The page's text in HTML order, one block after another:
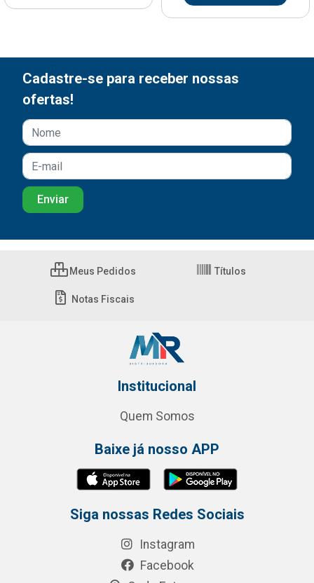
Cadastre-se para receber nossas
ofertas!
Meus Pedidos Títulos
Notas Fiscais
Institucional
Quem Somos
Baixe já nosso APP
Siga nossas Redes Sociais
Instagram
Facebook